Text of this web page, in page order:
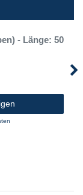
- Länge: 50